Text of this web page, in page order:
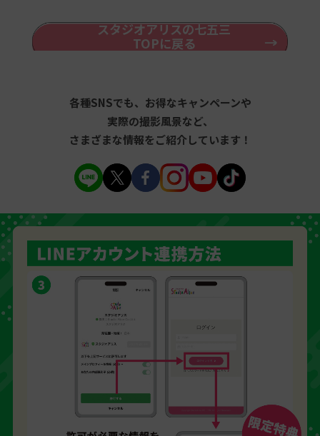
スタジオアリスの七五三
TOPに戻る
各種SNSでも、お得なキャンペーンや
実際の撮影風景など、
さまざまな情報をご紹介しています！